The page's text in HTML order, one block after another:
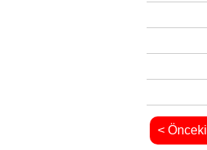
< Önceki